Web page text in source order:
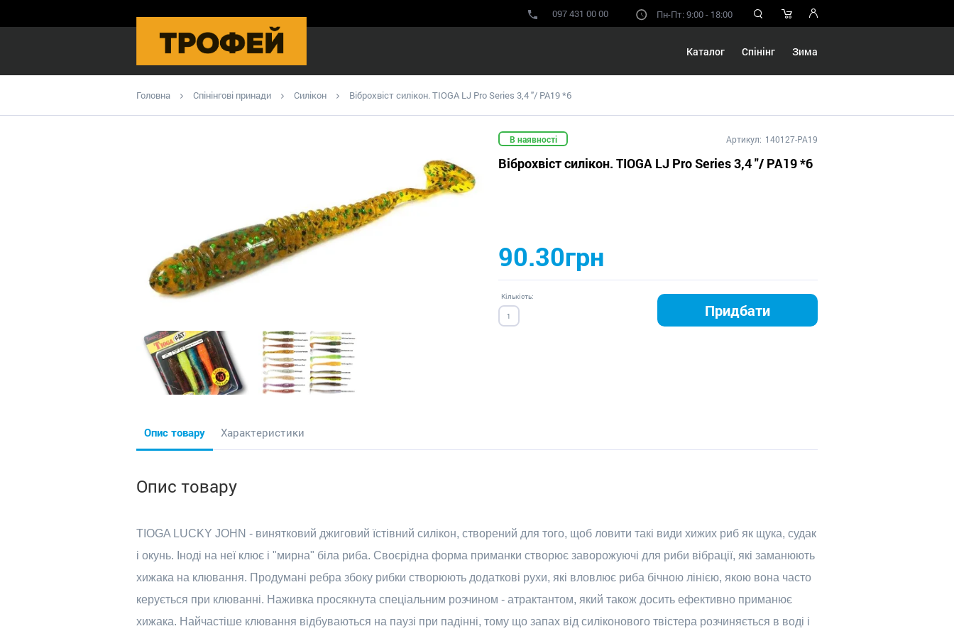
097 431 00 00 Пн-Пт: 9:00 - 18:00
Каталог Спінінг Зима
Головна Спінінгові принади Силікон Віброхвіст силікон. TIOGA LJ Pro Series 3,4 "/ PA19 *6
В наявності Артикул: 140127-PA19
Віброхвіст силікон. TIOGA LJ Pro Series 3,4 "/ PA19 *6
90.30грн
Кількість:
Придбати
Опис товару Характеристики
Опис товару
TIOGA LUCKY JOHN - винятковий джиговий їстівний силікон, створений для того, щоб ловити такі види хижих риб як щука, судак
і окунь. Іноді на неї клює і "мирна" біла риба. Своєрідна форма приманки створює заворожуючі для риби вібрації, які заманюють
хижака на клювання. Продумані ребра збоку рибки створюють додаткові рухи, які вловлює риба бічною лінією, якою вона часто
керується при клюванні. Наживка просякнута спеціальним розчином - атрактантом, який також досить ефективно приманює
хижака. Найчастіше клювання відбуваються на паузі при падінні, тому що запах від силіконового твістера розчиняється в воді і